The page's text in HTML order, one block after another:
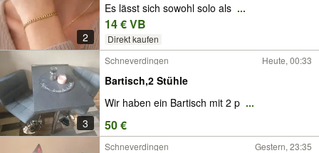
2
Es lässt sich sowohl solo als ...
14 € VB
Direkt kaufen
3
Schneverdingen Heute, 00:33
Bartisch,2 Stühle
Wir haben ein Bartisch mit 2 p ...
50 €
Schneverdingen Gestern, 23:35